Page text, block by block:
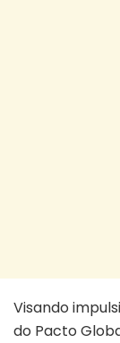
Visando
do Pacto